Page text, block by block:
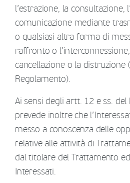
l’estrazione, la consultazione,
comunicazione mediante
o qualsiasi altra forma di
raffronto o
cancellazione o la distruzione
Regolamento).
Ai sensi degli artt. 12 e ss. del
prevede inoltre che
messo a conoscenza delle
relative alle attività di
dal titolare del Trattamento
Interessati.